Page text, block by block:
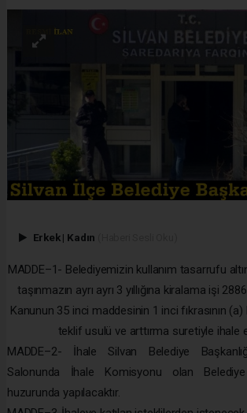
Erkek | Kadın
MADDE–1- Belediyemizin kullanım tasarrufu
taşınmazın ayrı ayrı 3 yıllığına kiralama işi
Kanunun 35 inci maddesinin 1 inci fıkrasının
teklif usulü ve arttırma suretiyle ihale
MADDE–2- İhale Silvan Belediye
Salonunda İhale Komisyonu olan
huzurunda yapılacaktır.